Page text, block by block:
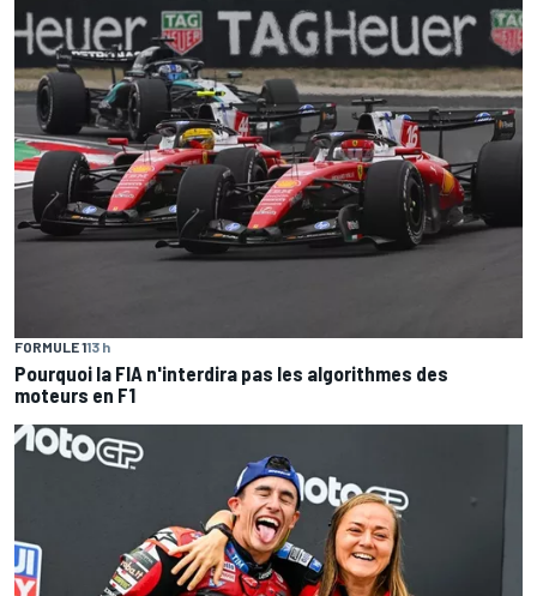
FORMULE 113 h
Pourquoi la FIA n'interdira pas les algorithmes des
moteurs en F1